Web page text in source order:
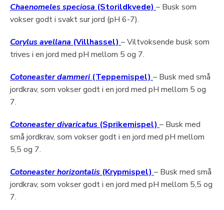
Chaenomeles speciosa (Storildkvede) – Busk som
vokser godt i svakt sur jord (pH 6-7).
Corylus avellana (Villhassel) – Viltvoksende busk som
trives i en jord med pH mellom 5 og 7.
Cotoneaster dammeri (Teppemispel) – Busk med små
jordkrav, som vokser godt i en jord med pH mellom 5 og
7.
Cotoneaster divaricatus (Sprikemispel) – Busk med
små jordkrav, som vokser godt i en jord med pH mellom
5,5 og 7.
Cotoneaster horizontalis (Krypmispel) – Busk med små
jordkrav, som vokser godt i en jord med pH mellom 5,5 og
7.